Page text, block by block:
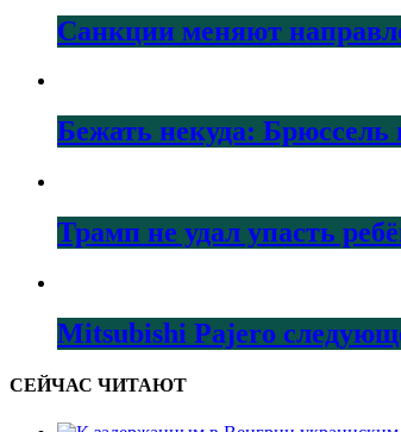
Санкции меняют
Бежать некуда:
Трамп не удал упасть
Mitsubishi Pajero
СЕЙЧАС ЧИТАЮТ